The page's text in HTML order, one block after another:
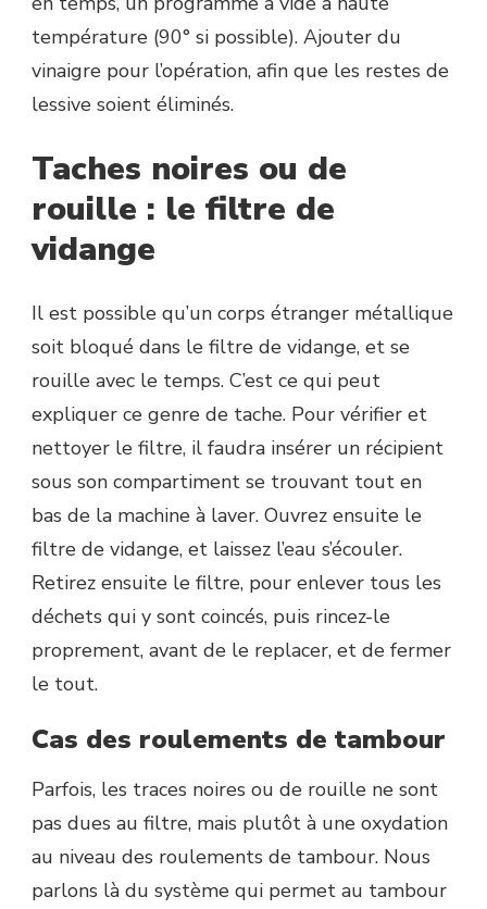
température (90° si possible). Ajouter du
vinaigre pour l’opération, afin que les restes de
lessive soient éliminés.
Taches noires ou de
rouille : le filtre de
vidange
Il est possible qu’un corps étranger métallique
soit bloqué dans le filtre de vidange, et se
rouille avec le temps. C’est ce qui peut
expliquer ce genre de tache. Pour vérifier et
nettoyer le filtre, il faudra insérer un récipient
sous son compartiment se trouvant tout en
bas de la machine à laver. Ouvrez ensuite le
filtre de vidange, et laissez l’eau s’écouler.
Retirez ensuite le filtre, pour enlever tous les
déchets qui y sont coincés, puis rincez-le
proprement, avant de le replacer, et de fermer
le tout.
Cas des roulements de tambour
Parfois, les traces noires ou de rouille ne sont
pas dues au filtre, mais plutôt à une oxydation
au niveau des roulements de tambour. Nous
parlons là du système qui permet au tambour